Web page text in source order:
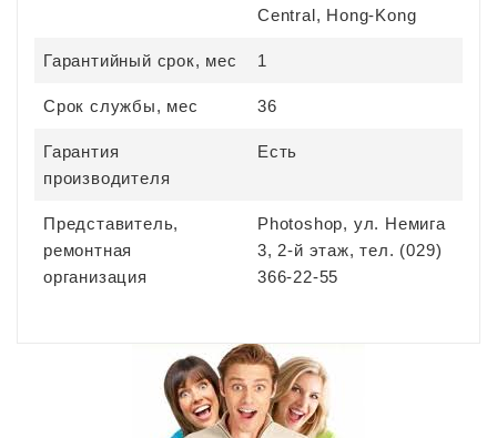
Central, Hong-Kong
Гарантийный срок, мес 1
Срок службы, мес 36
Гарантия
производителя
Есть
Представитель,
ремонтная
организация
Photoshop, ул. Немига
3, 2-й этаж, тел. (029)
366-22-55